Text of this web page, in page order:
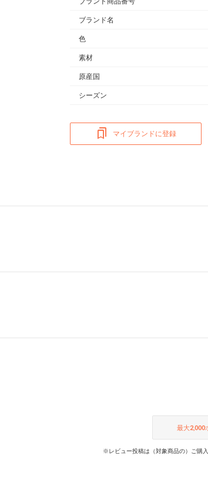
ブランド名
色
素材
原産国
シーズン
マイブランドに登録
最大2,000
※レビュー投稿は（対象商品の）ご購